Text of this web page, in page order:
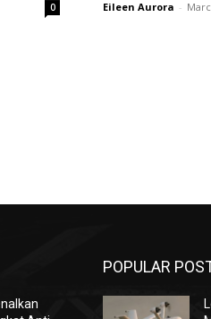
0 Eileen Aurora -
POPULAR